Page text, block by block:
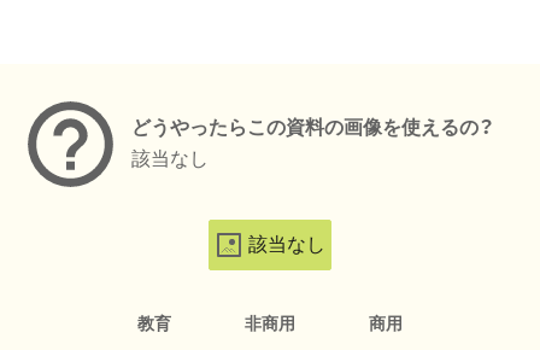
どうやったらこの資料の画像を使えるの？
該当なし
該当なし
教育 非商用 商用